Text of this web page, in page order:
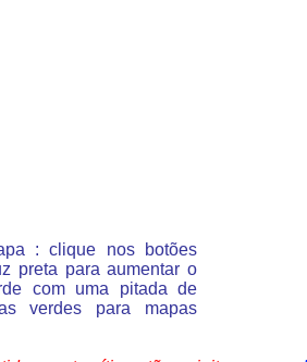
: clique nos botões
preta para aumentar o
com uma pitada de
verdes para mapas